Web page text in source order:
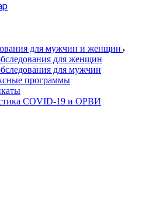
для мужчин и женщин
для женщин
для мужчин
программы
COVID-19 и ОРВИ